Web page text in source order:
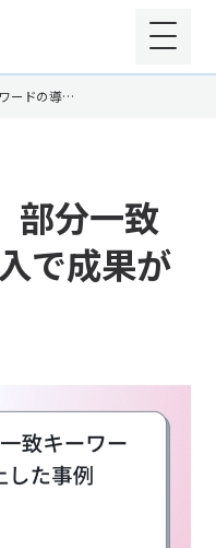
ードの導…
部分一致
で成果が